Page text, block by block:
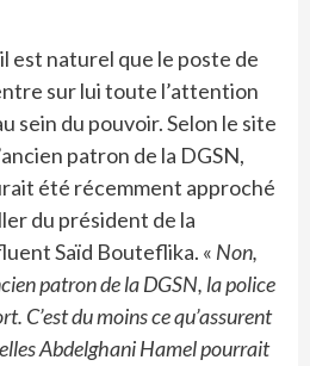
est naturel que le poste de
sur lui toute l’attention
sein du pouvoir. Selon le site
patron de la DGSN,
été récemment approché
du président de la
Saïd Bouteflika. « Non,
patron de la DGSN, la police
C’est du moins ce qu’assurent
Abdelghani Hamel pourrait